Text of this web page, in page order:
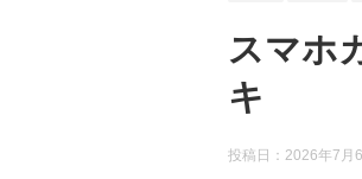
スマホ
キ
投稿日： 2026年7月